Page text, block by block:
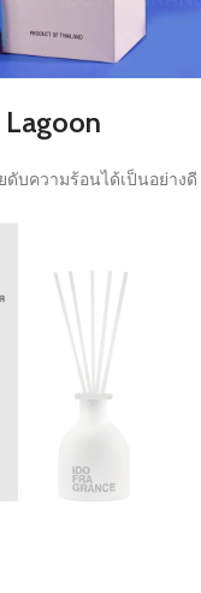
บความร้อนได้เป็นอย่างดี